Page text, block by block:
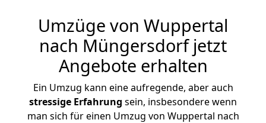
Umzüge von Wuppertal
nach Müngersdorf jetzt
Angebote erhalten
Ein Umzug kann eine aufregende, aber auch
stressige Erfahrung sein, insbesondere wenn
man sich für einen Umzug von Wuppertal nach